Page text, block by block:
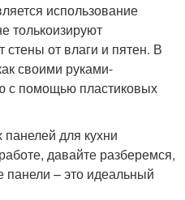
использование
толькоизируют
от влаги и пятен. В
своими руками-
с помощью пластиковых
для кухни
давайте разберемся,
– это идеальный